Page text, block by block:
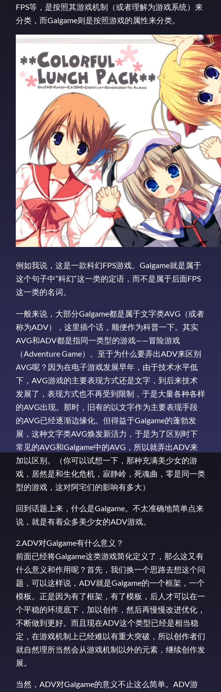
FPS等，是按照其游戏机制（或者理解为游戏系统）来
分类，而Galgame则是按照游戏的属性来分类。
例如我说，这是一款科幻FPS游戏。Galgame就是属于
这个句子中”科幻“这一类的定语，而不是属于后面FPS
这一类的名词。
一般来说，大部分Galgame都是属于文字类AVG（或者
称为ADV），这里插个话，顺便作为科普一下。其实
AVG和ADV都是指同一类型的游戏——冒险游戏
（Adventure Game）。至于为什么要弄出ADV来区别
AVG呢？因为在电子游戏发展早年，由于技术水平低
下，AVG游戏的主要表现方式还是文字，到后来技术
发展了，表现方式也不再受到限制，于是大量各种各样
的AVG出现。那时，旧有的以文字作为主要表现手段
的AVG已经逐渐边缘化。但得益于Galgame的蓬勃发
展，这种文字类AVG焕发新活力，于是为了区别时下
常见的AVG和Galgame中的AVG，所以就弄出ADV来
加以区别。（你可以试想一下，那种充满美少女的游
戏，居然是和生化危机，寂静岭，死魂曲，零是同一类
型的游戏，这对阿宅们的影响有多大）
回到话题上来，什么是Galgame。不太准确地简单点来
说，就是有着众多美少女的ADV游戏。
2.ADV对Galgame有什么意义？
前面已经将Galgame这类游戏简化定义了，那么这又有
什么意义和作用呢？首先，我们换一个思路去想这个问
题，可以这样说，ADV就是Galgame的一个框架，一个
模板。正是因为有了框架，有了模板，后人才可以在一
个平稳的环境底下，加以创作，然后再慢慢改进优化，
不断做到更好。而且现在ADV这个类型已经是相当稳
定，在游戏机制上已经难以有重大突破，所以创作者们
就自然理所当然会从游戏机制以外的元素，继续创作发
展。
当然，ADV对Galgame的意义不止这么简单。ADV游